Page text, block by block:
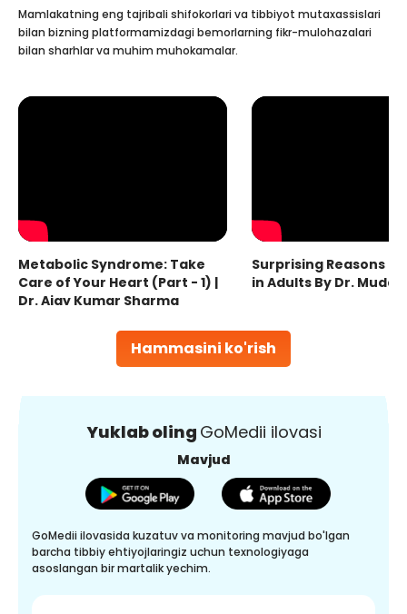
Hammasini ko'rish
Mamlakatning eng tajribali shifokorlari va tibbiyot mutaxassislari
bilan bizning platformamizdagi bemorlarning fikr-mulohazalari
bilan sharhlar va muhim muhokamalar.
Metabolic Syndrome: Take
Care of Your Heart (Part - 1) |
Dr. Ajay Kumar Sharma
Surprising Reasons
in Adults By Dr.
Yuklab oling GoMedii ilovasi
Mavjud
GoMedii ilovasida kuzatuv va monitoring mavjud bo'lgan
barcha tibbiy ehtiyojlaringiz uchun texnologiyaga
asoslangan bir martalik yechim.